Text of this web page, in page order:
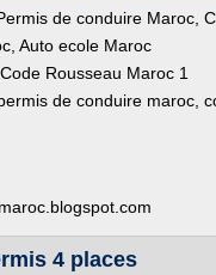
de conduire Maroc,
Auto ecole Maroc
Rousseau Maroc 1
de conduire maroc,
4 places